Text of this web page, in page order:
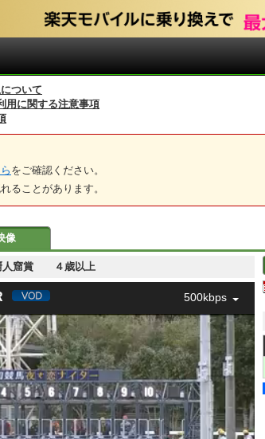
ついて
用に関する注意事項
をご確認ください。
ることがあります。
像
人窟賞 ４歳以上
500kbps